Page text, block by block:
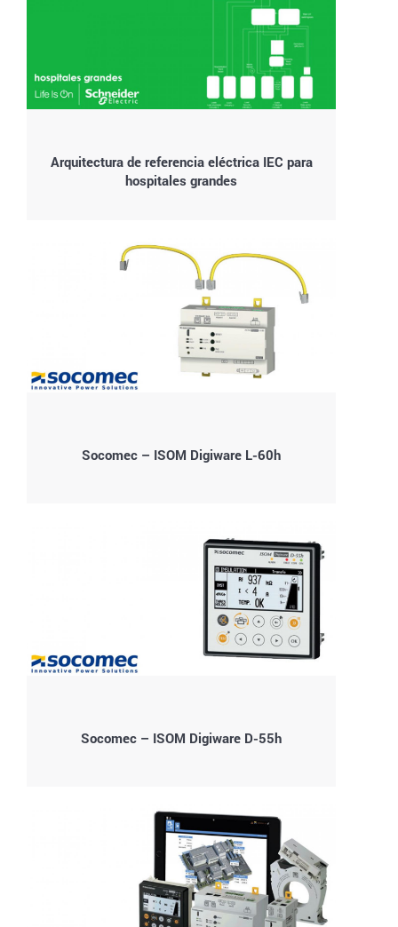
Arquitectura de referencia eléctrica IEC para
hospitales grandes
Socomec – ISOM Digiware L-60h
Socomec – ISOM Digiware D-55h